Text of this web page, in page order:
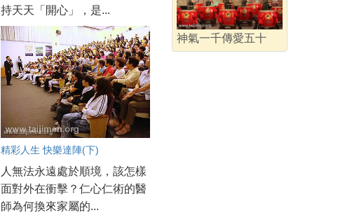
持天天「開心」，是...
精彩人生 快樂達陣(下)
人無法永遠處於順境，該怎樣
面對外在衝擊？仁心仁術的醫
師為何換來家屬的...
神氣一千傳愛五十